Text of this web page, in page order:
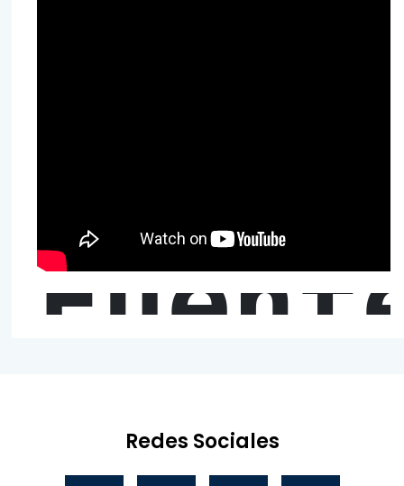
Redes Sociales